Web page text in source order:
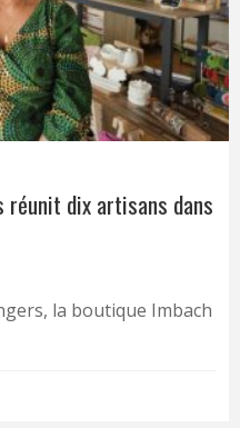
réunit dix artisans dans
la boutique Imbach